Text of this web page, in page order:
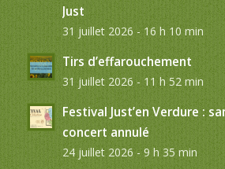
Just
31 juillet 2026 - 16 h 10 min
Tirs d’effarouchement
31 juillet 2026 - 11 h 52 min
Festival Just’en Verdure :
concert annulé
24 juillet 2026 - 9 h 35 min